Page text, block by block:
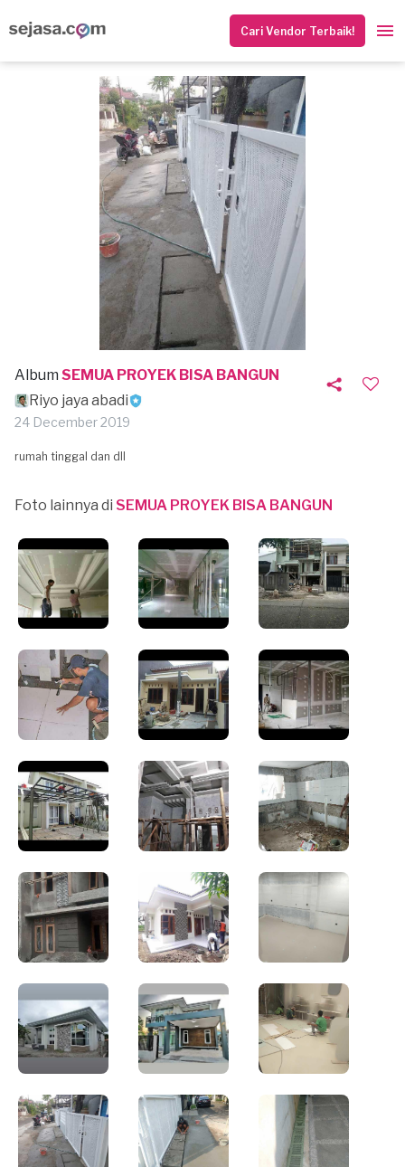
Cari Vendor Terbaik!
Album SEMUA PROYEK BISA BANGUN
Riyo jaya abadi
24 December 2019
rumah tinggal dan dll
Foto lainnya di SEMUA PROYEK BISA BANGUN